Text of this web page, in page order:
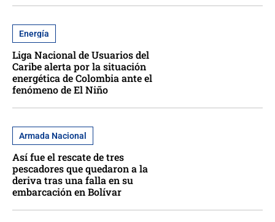
Energía
Liga Nacional de Usuarios del
Caribe alerta por la situación
energética de Colombia ante el
fenómeno de El Niño
Armada Nacional
Así fue el rescate de tres
pescadores que quedaron a la
deriva tras una falla en su
embarcación en Bolívar